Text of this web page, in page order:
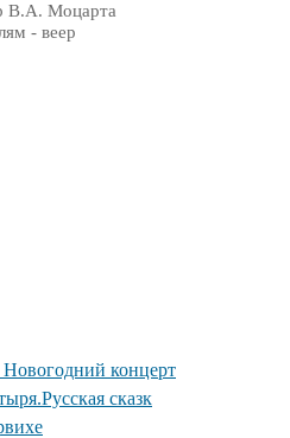
В.А. Моцарта
- веер
концерт
сказк